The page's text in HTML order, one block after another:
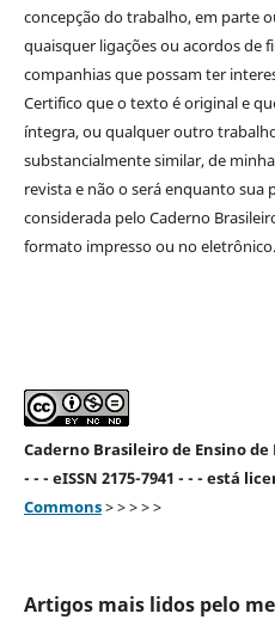
concepção do trabalho, em parte
quaisquer ligações ou acordos de
companhias que possam ter
Certifico que o texto é original e
íntegra, ou qualquer outro
substancialmente similar, de
revista e não o será enquanto sua
considerada pelo Caderno
formato impresso ou no eletrônico.
Caderno Brasileiro de Ensino de
- - - eISSN 2175-7941 - - - está
Commons> > > > >
Artigos mais lidos pelo